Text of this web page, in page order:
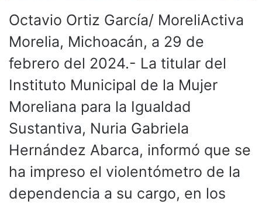
Octavio Ortiz García/ MoreliActiva
Morelia, Michoacán, a 29 de
febrero del 2024.- La titular del
Instituto Municipal de la Mujer
Moreliana para la Igualdad
Sustantiva, Nuria Gabriela
Hernández Abarca, informó que se
ha impreso el violentómetro de la
dependencia a su cargo, en los